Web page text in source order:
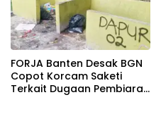
FORJA Banten Desak BGN
Copot Korcam Saketi
Terkait Dugaan Pembiaran